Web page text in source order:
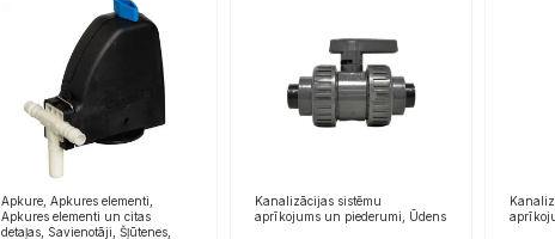
Apkure, Apkures elementi,
Apkures elementi un citas
detaļas, Savienotāji, Šļūtenes,
Kanalizācijas sistēmu
aprīkojums un piederumi, Ūdens